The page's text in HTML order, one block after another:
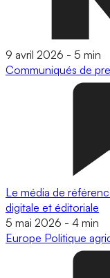
9 avril 2026 - 5 min
Communiqués de
Le média de
digitale et éditoriale
5 mai 2026 - 4 min
Europe Politique